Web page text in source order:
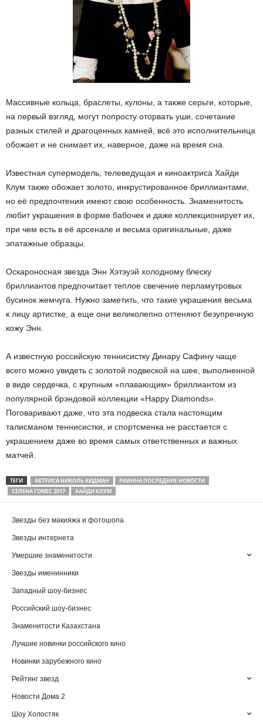
Массивные кольца, браслеты, кулоны, а также серьги, которые,
на первый взгляд, могут попросту оторвать уши, сочетание
разных стилей и драгоценных камней, всё это исполнительница
обожает и не снимает их, наверное, даже на время сна.
Известная супермодель, телеведущая и киноактриса Хайди
Клум также обожает золото, инкрустированное бриллиантами,
но её предпочтения имеют свою особенность. Знаменитость
любит украшения в форме бабочек и даже коллекционирует их,
при чем есть в её арсенале и весьма оригинальные, даже
эпатажные образцы.
Оскароносная звезда Энн Хэтэуэй холодному блеску
бриллиантов предпочитает теплое свечение перламутровых
бусинок жемчуга. Нужно заметить, что такие украшения весьма
к лицу артистке, а еще они великолепно оттеняют безупречную
кожу Энн.
А известную российскую теннисистку Динару Сафину чаще
всего можно увидеть с золотой подвеской на шее, выполненной
в виде сердечка, с крупным «плавающим» бриллиантом из
популярной брэндовой коллекции «Happy Diamonds».
Поговаривают даже, что эта подвеска стала настоящим
талисманом теннисистки, и спортсменка не расстается с
украшением даже во время самых ответственных и важных
матчей.
ТЕГИ АКТРИСА НИКОЛЬ КИДМАН
РИАННА ПОСЛЕДНИЕ НОВОСТИ
СЕЛЕНА ГОМЕС 2017
ХАЙДИ КЛУМ
Звезды без макияжа и фотошопа
Звезды интернета
Умершие знаменитости
Звезды именинники
Западный шоу-бизнес
Российский шоу-бизнес
Знаменитости Казахстана
Лучшие новинки российского кино
Новинки зарубежного кино
Рейтинг звезд
Новости Дома 2
Шоу Холостяк